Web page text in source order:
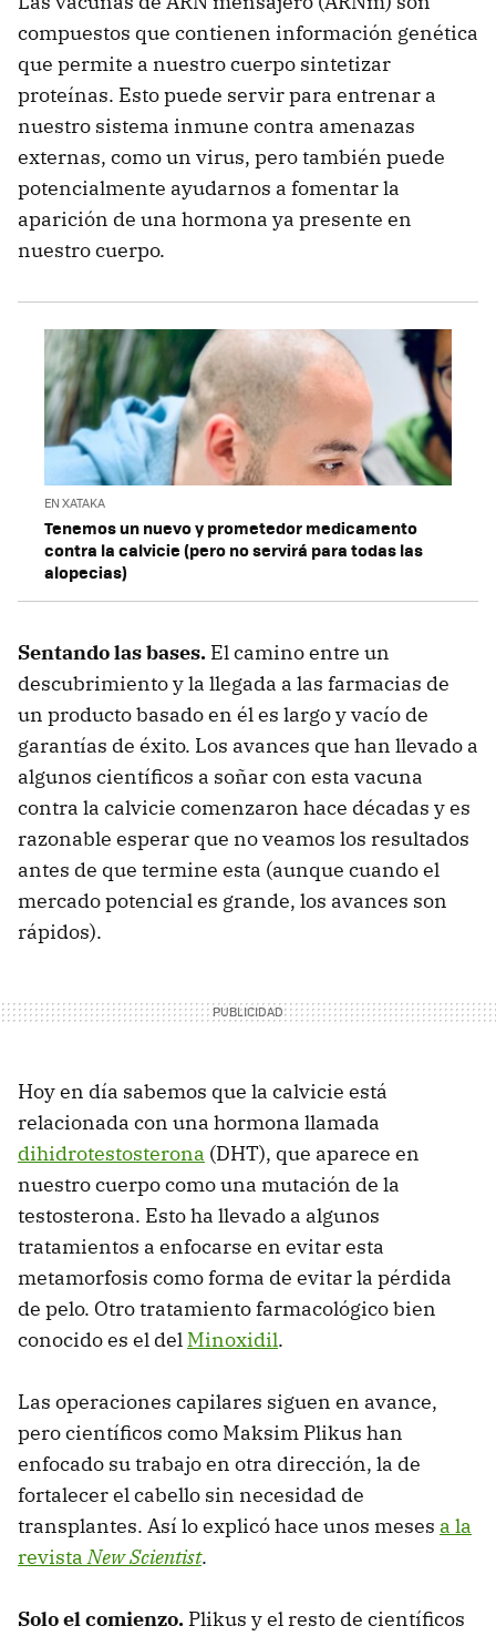
compuestos que contienen información genética
que permite a nuestro cuerpo sintetizar
proteínas. Esto puede servir para entrenar a
nuestro sistema inmune contra amenazas
externas, como un virus, pero también puede
potencialmente ayudarnos a fomentar la
aparición de una hormona ya presente en
nuestro cuerpo.
EN XATAKA
Tenemos un nuevo y prometedor medicamento
contra la calvicie (pero no servirá para todas las
alopecias)
Sentando las bases. El camino entre un
descubrimiento y la llegada a las farmacias de
un producto basado en él es largo y vacío de
garantías de éxito. Los avances que han llevado a
algunos científicos a soñar con esta vacuna
contra la calvicie comenzaron hace décadas y es
razonable esperar que no veamos los resultados
antes de que termine esta (aunque cuando el
mercado potencial es grande, los avances son
rápidos).
Hoy en día sabemos que la calvicie está
relacionada con una hormona llamada
dihidrotestosterona (DHT), que aparece en
nuestro cuerpo como una mutación de la
testosterona. Esto ha llevado a algunos
tratamientos a enfocarse en evitar esta
metamorfosis como forma de evitar la pérdida
de pelo. Otro tratamiento farmacológico bien
conocido es el del Minoxidil.
Las operaciones capilares siguen en avance,
pero científicos como Maksim Plikus han
enfocado su trabajo en otra dirección, la de
fortalecer el cabello sin necesidad de
transplantes. Así lo explicó hace unos meses a la
revistaNew Scientist.
Solo el comienzo. Plikus y el resto de científicos